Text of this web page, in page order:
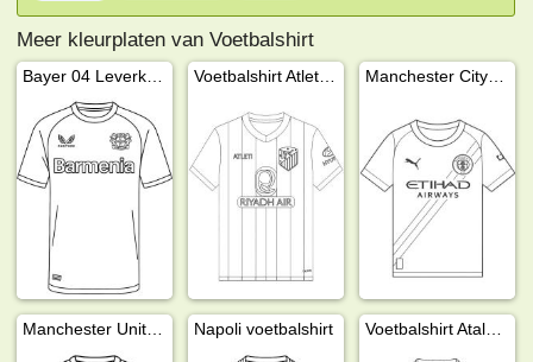
Meer kleurplaten van Voetbalshirt
Napoli voetbalshirt